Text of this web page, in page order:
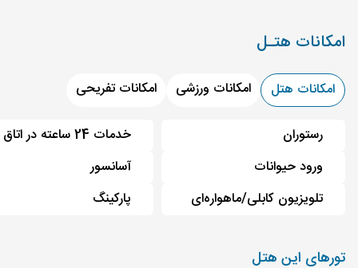
امکانات هتـل
امکانات هتل امکانات ورزشی امکانات تفریحی
رستوران
ورود حیوانات
تلویزیون کابلی/ماهواره‌ای
خدمات 24 ساعته در اتاق
آسانسور
پارکینگ
تورهای این هتل